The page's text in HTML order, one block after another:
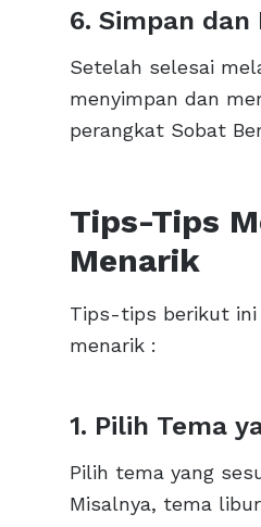
6. Simpan dan
Setelah selesai
menyimpan dan
perangkat Sobat
Tips-Tips
Menarik
Tips-tips berikut ini
menarik :
1. Pilih Tema
Pilih tema yang
Misalnya, tema